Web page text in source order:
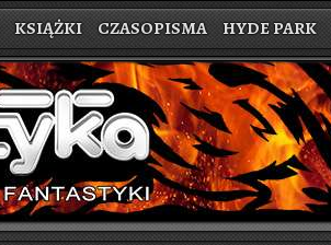
KSIĄŻKI CZASOPISMA HYDE PARK